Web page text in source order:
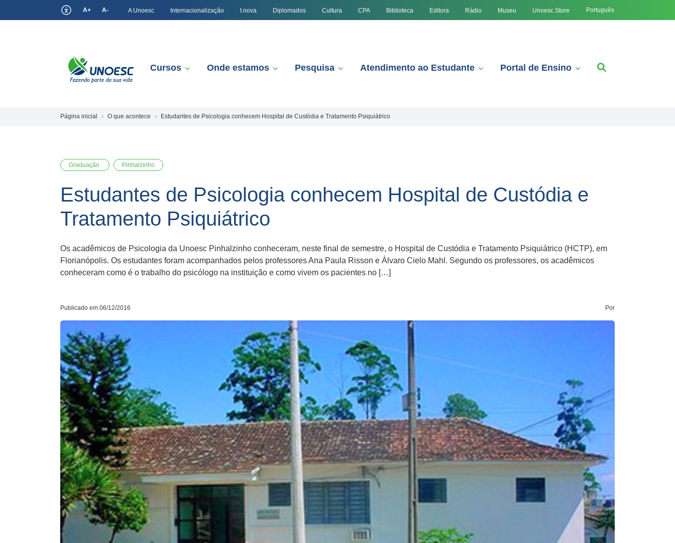
A+ A- A Unoesc Internacionalização I.nova Diplomados Cultura CPA Biblioteca Editora Rádio Museu Unoesc Store Português
Cursos Onde estamos Pesquisa Atendimento ao Estudante Portal de Ensino
Página inicial O que acontece Estudantes de Psicologia conhecem Hospital de Custódia e Tratamento Psiquiátrico
Graduação Pinhalzinho
Estudantes de Psicologia conhecem Hospital de Custódia e
Tratamento Psiquiátrico
Os acadêmicos de Psicologia da Unoesc Pinhalzinho conheceram, neste final de semestre, o Hospital de Custódia e Tratamento Psiquiátrico (HCTP), em
Florianópolis. Os estudantes foram acompanhados pelos professores Ana Paula Risson e Álvaro Cielo Mahl. Segundo os professores, os acadêmicos
conheceram como é o trabalho do psicólogo na instituição e como vivem os pacientes no […]
Publicado em 06/12/2016 Por